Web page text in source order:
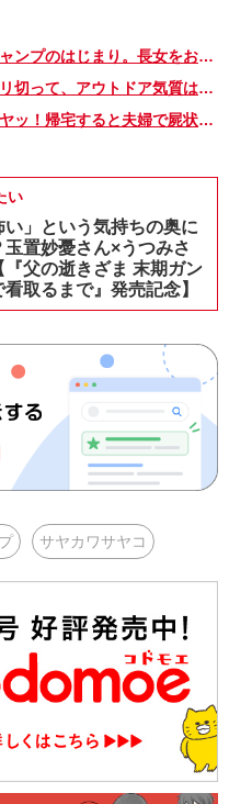
「無理ゲー」キャンプのはじまり。長女をおんぶしたままテント設営に食事。もしかして…私…!?【アウトドア男とインドア女が結婚したらこうなった・4】
ロン毛もバッサリ切って、アウトドア気質は消えていたのに…。突然来た、夫のキャンプ宣言【アウトドア男とインドア女が結婚したらこうなった・2】
もうキャンプイヤッ！帰宅すると夫婦で屍状態。それでもアウトドアライフが続くのは…【アウトドア男とインドア女が結婚したらこうなった・31】
い
い」という気持ちの奥に
玉置妙憂さん×うつみさ
『父の逝きざま 末期ガン
取るまで』発売記念】
サヤカワサヤコ